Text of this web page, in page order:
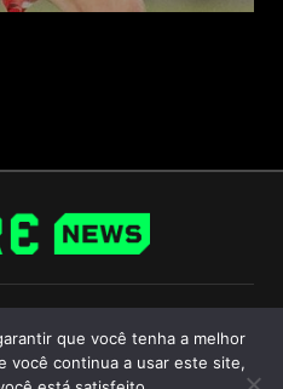
que você tenha a melhor
você continua a usar este site,